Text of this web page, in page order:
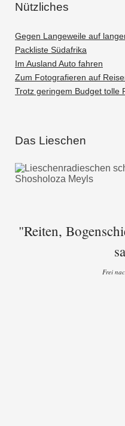
Nützliches
Gegen Langeweile auf
Packliste Südafrika
Im Ausland Auto fahren
Zum Fotografieren auf
Trotz geringem Budget tolle
Das Lieschen
"Reiten,
Frei